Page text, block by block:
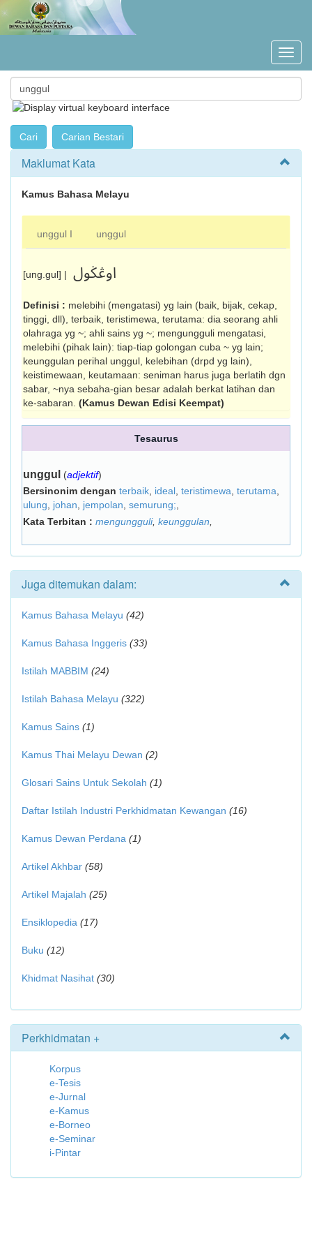
Maklumat Kata
Kamus Bahasa Melayu
unggul I unggul
[ung.gul] | اوڠݢول
Definisi : melebihi (mengatasi) yg lain (baik, bijak, cekap,
tinggi, dll), terbaik, teristimewa, terutama: dia seorang ahli
olahraga yg ~; ahli sains yg ~; mengungguli mengatasi,
melebihi (pihak lain): tiap-tiap golongan cuba ~ yg lain;
keunggulan perihal unggul, kelebihan (drpd yg lain),
keistimewaan, keutamaan: seniman harus juga berlatih dgn
sabar, ~nya sebaha-gian besar adalah berkat latihan dan
ke-sabaran. (Kamus Dewan Edisi Keempat)
Tesaurus
unggul (adjektif)
Bersinonim dengan terbaik ideal teristimewa terutama
ulung
johan jempolan semurung;
Kata Terbitan : mengungguli, keunggulan
Juga ditemukan dalam:
Kamus Bahasa Melayu (42)
Kamus Bahasa Inggeris (33)
Istilah MABBIM (24)
Istilah Bahasa Melayu (322)
Kamus Sains (1)
Kamus Thai Melayu Dewan (2)
Glosari Sains Untuk Sekolah (1)
Daftar Istilah Industri Perkhidmatan Kewangan (16)
Kamus Dewan Perdana (1)
Artikel Akhbar (58)
Artikel Majalah (25)
Ensiklopedia (17)
Buku (12)
Khidmat Nasihat (30)
Perkhidmatan +
Korpus
e-Tesis
e-Jurnal
e-Kamus
e-Borneo
e-Seminar
i-Pintar